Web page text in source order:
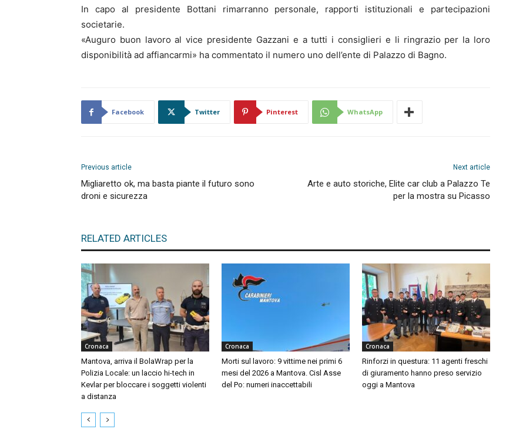
In capo al presidente Bottani rimarranno personale, rapporti istituzionali e partecipazioni
societarie.
«Auguro buon lavoro al vice presidente Gazzani e a tutti i consiglieri e li ringrazio per la loro
disponibilità ad affiancarmi» ha commentato il numero uno dell’ente di Palazzo di Bagno.
Facebook Twitter Pinterest WhatsApp
Previous article
Migliaretto ok, ma basta piante il futuro sono
droni e sicurezza
Next article
Arte e auto storiche, Elite car club a Palazzo Te
per la mostra su Picasso
RELATED ARTICLES
Cronaca
Mantova, arriva il BolaWrap per la
Polizia Locale: un laccio hi-tech in
Kevlar per bloccare i soggetti violenti
a distanza
Cronaca
Morti sul lavoro: 9 vittime nei primi 6
mesi del 2026 a Mantova. Cisl Asse
del Po: numeri inaccettabili
Cronaca
Rinforzi in questura: 11 agenti freschi
di giuramento hanno preso servizio
oggi a Mantova